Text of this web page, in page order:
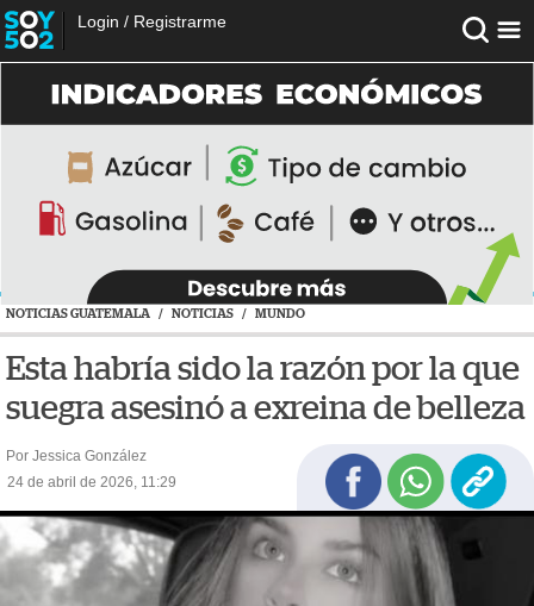
Login / Registrarme
NOTICIAS GUATEMALA / NOTICIAS / MUNDO
Esta habría sido la razón por la que
suegra asesinó a exreina de belleza
Por Jessica González
24 de abril de 2026, 11:29